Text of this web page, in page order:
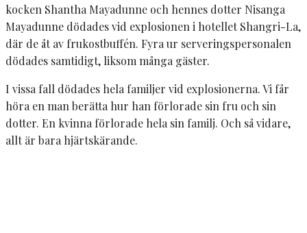
kocken Shantha Mayadunne och hennes dotter Nisanga
Mayadunne dödades vid explosionen i hotellet Shangri-La,
där de åt av frukostbuffén. Fyra ur serveringspersonalen
dödades samtidigt, liksom många gäster.
I vissa fall dödades hela familjer vid explosionerna. Vi får
höra en man berätta hur han förlorade sin fru och sin
dotter. En kvinna förlorade hela sin familj. Och så vidare,
allt är bara hjärtskärande.